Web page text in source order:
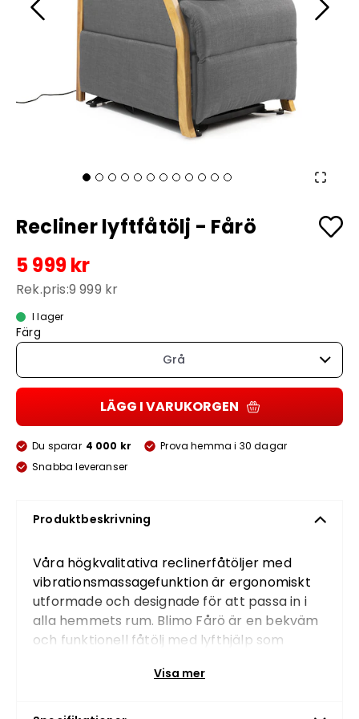
Recliner lyftfåtölj - Fårö
5 999 kr
Rek.pris:9 999 kr
I lager
Färg
Grå
LÄGG I VARUKORGEN
Du sparar 4 000 kr
Prova hemma i 30 dagar
Snabba leveranser
Produktbeskrivning
Våra högkvalitativa reclinerfåtöljer med
vibrationsmassagefunktion är ergonomiskt
utformade och designade för att passa in i
alla hemmets rum. Blimo Fårö är en bekväm
och funktionell fåtölj med lyfthjälp som
erbjuder hög komfort. Fåtöljen har dubbla
Visa mer